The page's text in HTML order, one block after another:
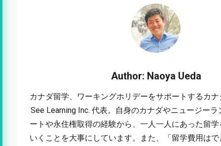
Author: Naoya Ueda
カナダ留学、ワーキングホリデーをサポートするカナ
See Learning Inc. 代表。自身のカナダやニュージー
ートや永住権取得の経験から、一人一人にあった留
いくことを大事にしています。また、「留学費用は